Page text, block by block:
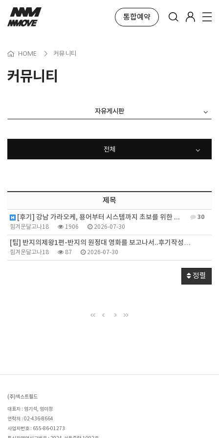
통합예약
HOME > 커뮤니티
커뮤니티
자유게시판
전체
제목
30
[후기] 강남 가라오케, 용어부터 시스템까지 초보를 위한 정리새…
힘겨운달고나18 1906 2026-07-30
[팁] 반지의제왕1편-반지의 원정대 영화를 보고나서..후기작성…
힘겨운달고나18 87 2026-07-30
정렬
(주)넥스트필드
대표자 : 엄기석, 엄미정
연락처 : 02-436-8664
사업자번호 : 655-86-01273